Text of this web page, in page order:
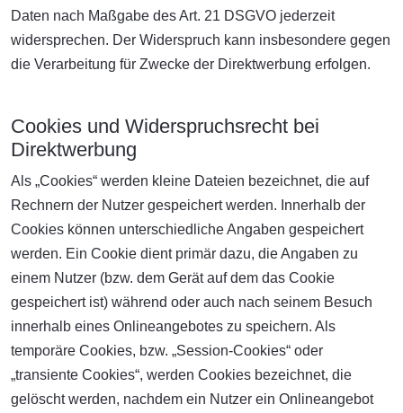
Daten nach Maßgabe des Art. 21 DSGVO jederzeit
widersprechen. Der Widerspruch kann insbesondere gegen
die Verarbeitung für Zwecke der Direktwerbung erfolgen.
Cookies und Widerspruchsrecht bei
Direktwerbung
Als „Cookies“ werden kleine Dateien bezeichnet, die auf
Rechnern der Nutzer gespeichert werden. Innerhalb der
Cookies können unterschiedliche Angaben gespeichert
werden. Ein Cookie dient primär dazu, die Angaben zu
einem Nutzer (bzw. dem Gerät auf dem das Cookie
gespeichert ist) während oder auch nach seinem Besuch
innerhalb eines Onlineangebotes zu speichern. Als
temporäre Cookies, bzw. „Session-Cookies“ oder
„transiente Cookies“, werden Cookies bezeichnet, die
gelöscht werden, nachdem ein Nutzer ein Onlineangebot